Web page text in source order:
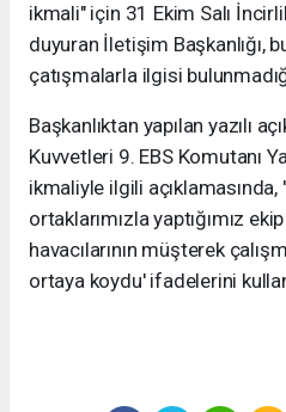
ikmali" için 31 Ekim Salı
duyuran İletişim Başkanlığı,
çatışmalarla ilgisi
Başkanlıktan yapılan yazılı
Kuvvetleri 9. EBS Komutanı
ikmaliyle ilgili
ortaklarımızla yaptığımız
havacılarının müşterek
ortaya koydu' ifadelerini